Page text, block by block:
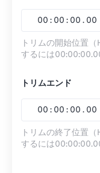
00 : 00 : 00 . 00
トリムの開始位置
するには
トリムエンド
00 : 00 : 00 . 00
トリムの終了位置
するには